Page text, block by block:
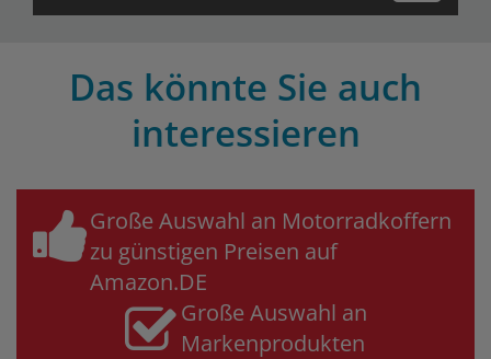
Das könnte Sie auch
interessieren
Große Auswahl an Motorradkoffern
zu günstigen Preisen auf
Amazon.DE
Große Auswahl an
Markenprodukten